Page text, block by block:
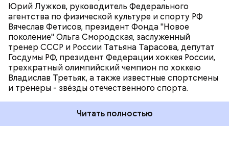
Юрий Лужков, руководитель Федерального
агентства по физической культуре и спорту РФ
Вячеслав Фетисов, президент Фонда "Новое
поколение" Ольга Смородская, заслуженный
тренер СССР и России Татьяна Тарасова, депутат
Госдумы РФ, президент Федерации хоккея России,
трехкратный олимпийский чемпион по хоккею
Владислав Третьяк, а также известные спортсмены
и тренеры - звёзды отечественного спорта.
Читать полностью